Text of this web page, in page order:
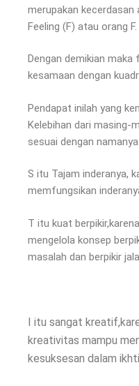
merupakan kecerdasan
Feeling (F) atau orang F.
Dengan demikian
kesamaan dengan
Pendapat inilah yang
Kelebihan dari masing-
sesuai dengan namanya
S itu Tajam inderanya,
memfungsikan
T itu kuat
mengelola konsep
masalah dan berpikir
I itu sangat
kreativitas mampu
kesuksesan dalam